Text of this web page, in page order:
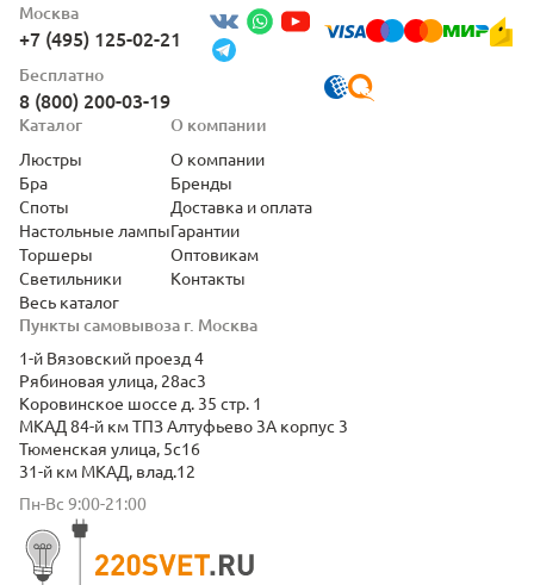
Москва
+7 (495) 125-02-21
Бесплатно
8 (800) 200-03-19
Пункты самовывоза г. Москва
1-й Вязовский проезд 4
Рябиновая улица, 28ас3
Коровинское шоссе д. 35 стр. 1
МКАД 84-й км ТПЗ Алтуфьево 3А корпус 3
Тюменская улица, 5с16
31-й км МКАД, влад.12
Пн-Вс 9:00-21:00
Каталог
Люстры
Бра
Споты
Настольные лампы
Торшеры
Светильники
Весь каталог
О компании
О компании
Бренды
Доставка и оплата
Гарантии
Оптовикам
Контакты